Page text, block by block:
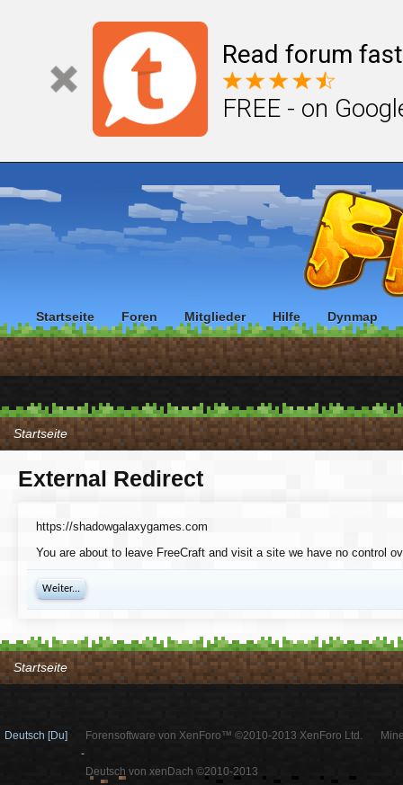
Read forum
FREE - on
Startseite
External Redirect
https://shadowgalaxygames.com
You are about to leave FreeCraft and visit a site we have no control
Weiter...
Startseite
Startseite Foren Mitglieder Hilfe Dynmap
Deutsch [Du]
Forensoftware von XenForo™ ©2010-2013 XenForo Ltd.
-
Deutsch von xenDach ©2010-2013